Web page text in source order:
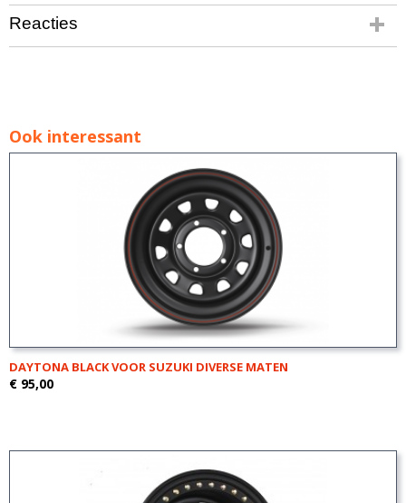
Reacties
Ook interessant
DAYTONA BLACK VOOR SUZUKI DIVERSE MATEN
€ 95,00